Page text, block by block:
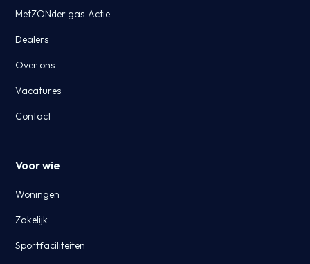
MetZONder gas-Actie
Dealers
Over ons
Vacatures
Contact
Voor wie
Woningen
Zakelijk
Sportfaciliteiten